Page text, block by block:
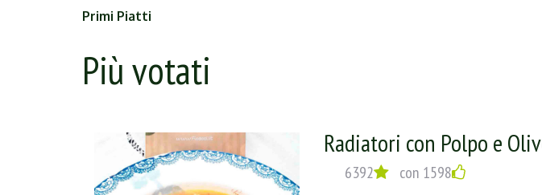
Primi Piatti
Più votati
Radiatori con Polpo e
6392 con 1598